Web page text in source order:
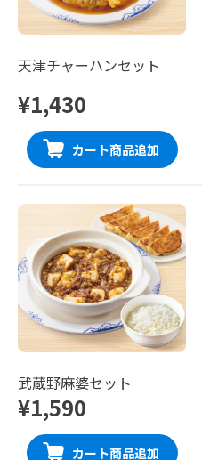
天津チャーハンセット
¥1,430
カート商品追加
武蔵野麻婆セット
¥1,590
カート商品追加